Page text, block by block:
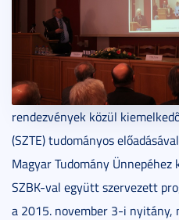
rendezvények közül
(SZTE) tudományos
Magyar Tudomány Ünnepéhez
SZBK-val együtt szervezett
a 2015. november 3-i nyitány,